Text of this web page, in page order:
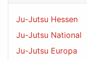
Ju-Jutsu Hessen
Ju-Jutsu National
Ju-Jutsu Europa